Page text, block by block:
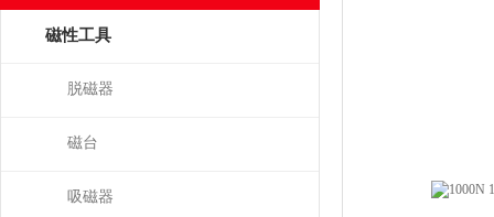
磁性工具
脱磁器
磁台
吸磁器